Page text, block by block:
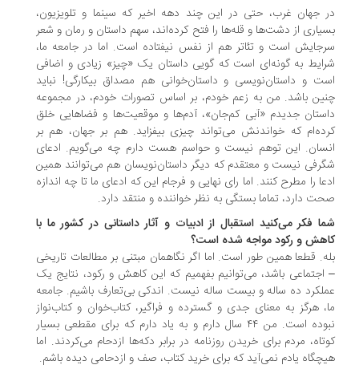
جهان غرب، حتی در این چند دهه‌ اخیر که سینما و تلویزیون،
از دشت‌ها و قله‌ها را فتح کرده‌اند، سهم داستان و رمان و شعر
است و تئاتر هم از نفس نیفتاده است. اما در جامعه‌ ما،
به گونه‌ای است که گویی داستان یک «چیز» زیادی و اضافی
و داستان‌نویسی و داستان‌خوانی هم مصداق بیکارگی! نباید
باشد. من به زعم خودم، بر اساس تصورات خودم، در مجموعه
جدیدم «آبی کم‌جان»، آدم‌ها و موقعیت‌ها و فضاهایی خلق
که خواندنش می‌تواند چیزی بیفزاید. هم بر جهان، هم بر
این توهم نیست و حواسم هست دارم چه می‌گویم. ادعای
نیست و معتقدم که دیگر داستان‌نویسان هم می‌توانند همین
را مطرح کنند. اما رای نهایی و فرجام این که ادعای ما تا چه اندازه
دارد، تماما بستگی به نظر خواننده و منتقد دارد.
فکر می‌کنید استقبال از ادبیات و آثار داستانی در کشور ما با
و رکود مواجه شده است؟
قطعا همین طور است. اما اگر نگاهمان مبتنی بر مطالعات تاریخی
باشد، می‌توانیم بفهمیم که این کاهش و رکود، نتایج یک
ده ساله و بیست ساله نیست. اندکی بی‌تعارف باشیم. جامعه‌
هرگز به معنای جدی و گسترده و فراگیر، کتاب‌خوان و کتاب‌نواز
نبوده است. من ۴۴ سال دارم و به یاد دارم که برای مقطعی بسیار
مردم برای خریدن روزنامه در برابر دکه‌ها ازدحام می‌کردند. اما
یادم نمی‌آید که برای خرید کتاب، صف و ازدحامی دیده باشم.